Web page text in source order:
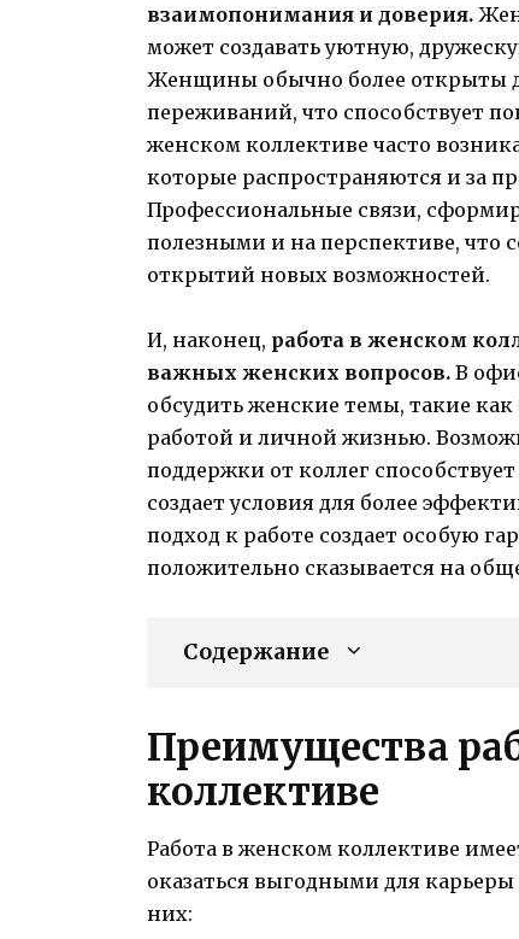
взаимопонимания и доверия.
может создавать уютную,
Женщины обычно более открыты
переживаний, что способствует
женском коллективе часто
которые распространяются и за
Профессиональные связи,
полезными и на перспективе, что
открытий новых возможностей.
И, наконец, работа в женском
важных женских вопросов. В
обсудить женские темы, такие
работой и личной жизнью.
поддержки от коллег
создает условия для более
подход к работе создает особую
положительно сказывается на
Содержание
Преимущества
коллективе
Работа в женском коллективе
оказаться выгодными для
них: